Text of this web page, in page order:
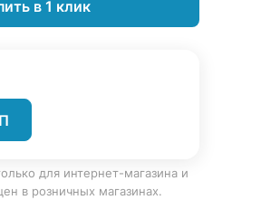
в 1 клик
для интернет-магазина и
в розничных магазинах.